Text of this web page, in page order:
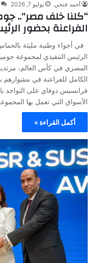
أحمد فتحي يوليو 7, 2026
“كلنا خلف مصر”..
الفراعنة بحضور
في أجواء وطنية مليئة
الرئيس التنفيذي لمجموعة
المصري في كأس العالم،
الكامل للفراعنة في مشوارهم
فرانسيس دوفاي على
الأسواق التي تعمل بها
أكمل القراءة »